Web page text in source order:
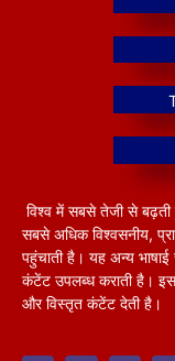
विश्व में सबसे तेजी से बढ़ती
सबसे अधिक विश्वसनीय,
पहुंचाती है। यह अन्य भाषाई
कंटेंट उपलब्ध कराती है।
और विस्तृत कंटेंट देती है।